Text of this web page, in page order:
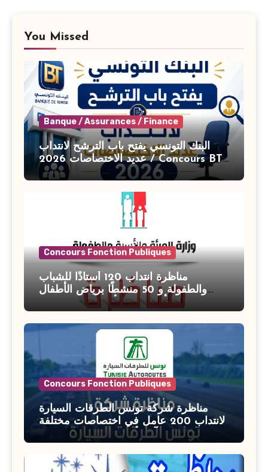
You Missed
Banque / Assurances / Finance
البنك التونسي يفتح باب الترشح لانتداب
عديد الاختصاصات 2026 / Concours BT
Banque de Tunisie 2026
Concours Fonction Publiques
مناظرة انتداب 120 أستاذًا للشباب
والطفولة و 50 منشطًا برياض الأطفال
بوزارة الأسرة والمرأة والطفولة وكبار
Concours Fonction Publiques
مناظرة شركة تونس الطرقات السيارة
لانتداب 200 عامل في اختصاصات مختلفة
آخر أجل : 21 جويلية 2026